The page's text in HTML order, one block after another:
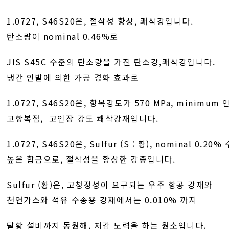
1.0727, S46S20은, 절삭성 향상, 쾌삭강입니다.
탄소량이 nominal 0.46%로
JIS S45C 수준의 탄소량을 가진 탄소강,쾌삭강입니다.
냉간 인발에 의한 가공 경화 효과로
1.0727, S46S20은, 항복강도가 570 MPa, minimum
고항복점, 고인장 강도 쾌삭강재입니다.
1.0727, S46S20은, Sulfur (S : 황), nominal 0.20%
높은 합금으로, 절삭성을 향상한 강종입니다.
Sulfur (황)은, 고청정성이 요구되는 우주 항공 강재와
천연가스와 석유 수송용 강재에서는 0.010% 까지
탈황 설비까지 동원해, 저감 노력을 하는 원소입니다.